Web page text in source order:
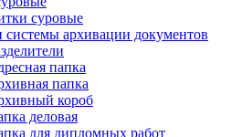
суровые
архивации документов
папка
папка
короб
деловая
для дипломных работ